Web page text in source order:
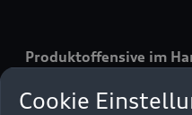
Produktoffensive im
effizienten Verbrennern
Cookie